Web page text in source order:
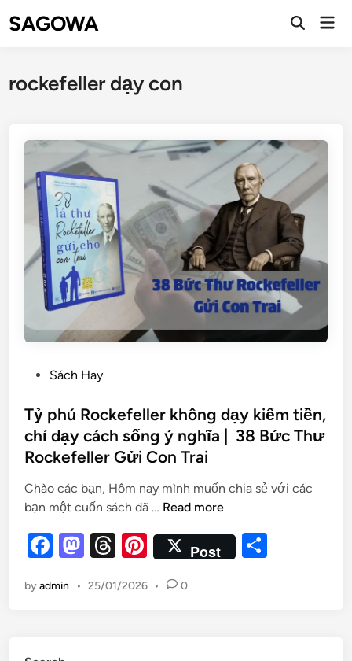
SAGOWA
rockefeller dạy con
Sách Hay
Tỷ phú Rockefeller không dạy kiếm tiền,
chỉ dạy cách sống ý nghĩa | 38 Bức Thư
Rockefeller Gửi Con Trai
Chào các bạn, Hôm nay mình muốn chia sẻ với các
bạn một cuốn sách đã … Read more
F
c
M
to
T
e
Pi
er
Post
byadmin • 25/01/2026 • 0